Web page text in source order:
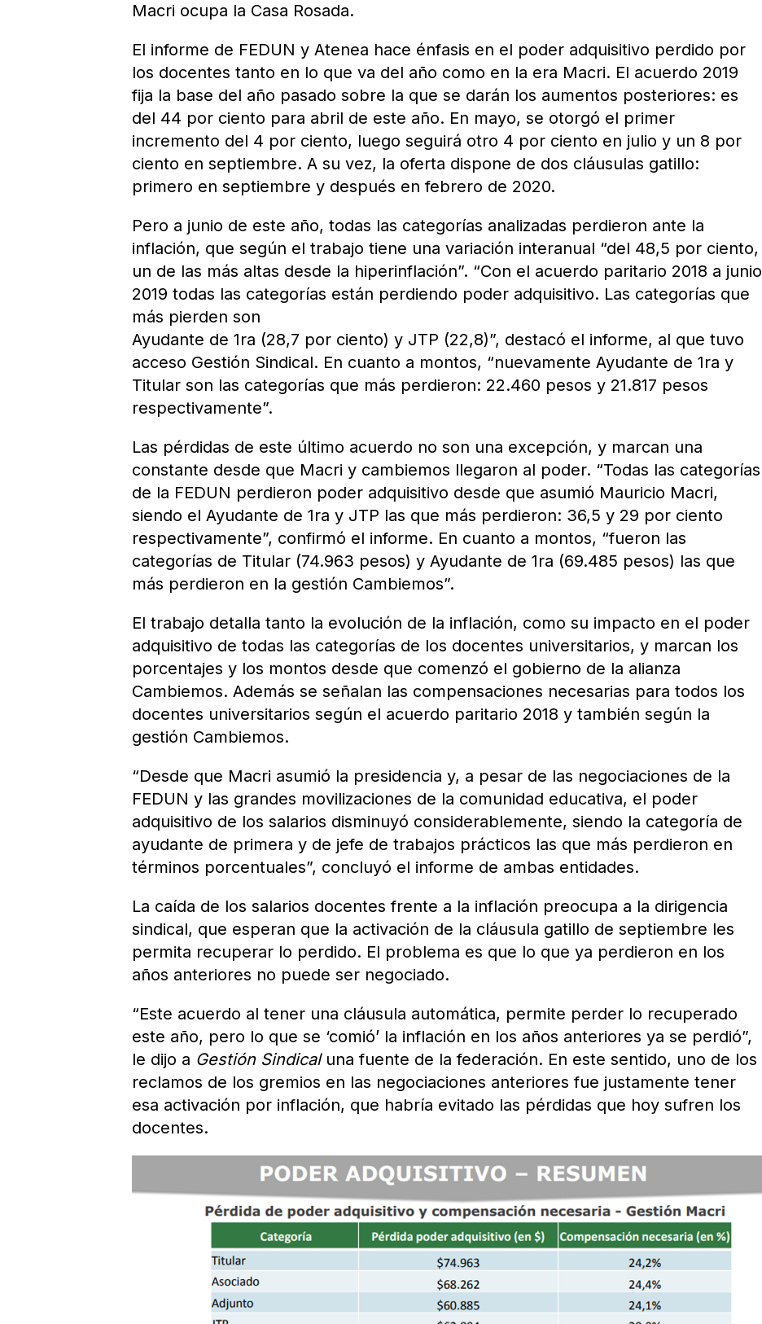
Macri ocupa la Casa Rosada.
El informe de FEDUN y Atenea hace énfasis en el poder adquisitivo perdido por
los docentes tanto en lo que va del año como en la era Macri. El acuerdo 2019
fija la base del año pasado sobre la que se darán los aumentos posteriores: es
del 44 por ciento para abril de este año. En mayo, se otorgó el primer
incremento del 4 por ciento, luego seguirá otro 4 por ciento en julio y un 8 por
ciento en septiembre. A su vez, la oferta dispone de dos cláusulas gatillo:
primero en septiembre y después en febrero de 2020.
Pero a junio de este año, todas las categorías analizadas perdieron ante la
inflación, que según el trabajo tiene una variación interanual “del 48,5 por ciento,
un de las más altas desde la hiperinflación”. “Con el acuerdo paritario 2018 a junio
2019 todas las categorías están perdiendo poder adquisitivo. Las categorías que
más pierden son
Ayudante de 1ra (28,7 por ciento) y JTP (22,8)”, destacó el informe, al que tuvo
acceso Gestión Sindical. En cuanto a montos, “nuevamente Ayudante de 1ra y
Titular son las categorías que más perdieron: 22.460 pesos y 21.817 pesos
respectivamente”.
Las pérdidas de este último acuerdo no son una excepción, y marcan una
constante desde que Macri y cambiemos llegaron al poder. “Todas las categorías
de la FEDUN perdieron poder adquisitivo desde que asumió Mauricio Macri,
siendo el Ayudante de 1ra y JTP las que más perdieron: 36,5 y 29 por ciento
respectivamente”, confirmó el informe. En cuanto a montos, “fueron las
categorías de Titular (74.963 pesos) y Ayudante de 1ra (69.485 pesos) las que
más perdieron en la gestión Cambiemos”.
El trabajo detalla tanto la evolución de la inflación, como su impacto en el poder
adquisitivo de todas las categorías de los docentes universitarios, y marcan los
porcentajes y los montos desde que comenzó el gobierno de la alianza
Cambiemos. Además se señalan las compensaciones necesarias para todos los
docentes universitarios según el acuerdo paritario 2018 y también según la
gestión Cambiemos.
“Desde que Macri asumió la presidencia y, a pesar de las negociaciones de la
FEDUN y las grandes movilizaciones de la comunidad educativa, el poder
adquisitivo de los salarios disminuyó considerablemente, siendo la categoría de
ayudante de primera y de jefe de trabajos prácticos las que más perdieron en
términos porcentuales”, concluyó el informe de ambas entidades.
La caída de los salarios docentes frente a la inflación preocupa a la dirigencia
sindical, que esperan que la activación de la cláusula gatillo de septiembre les
permita recuperar lo perdido. El problema es que lo que ya perdieron en los
años anteriores no puede ser negociado.
“Este acuerdo al tener una cláusula automática, permite perder lo recuperado
este año, pero lo que se ‘comió’ la inflación en los años anteriores ya se perdió”,
le dijo a Gestión Sindicaluna fuente de la federación. En este sentido, uno de los
reclamos de los gremios en las negociaciones anteriores fue justamente tener
esa activación por inflación, que habría evitado las pérdidas que hoy sufren los
docentes.